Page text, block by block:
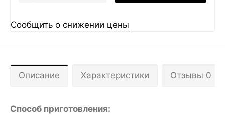
Сообщить о снижении цены
Описание Характеристики Отзывы 0
Способ приготовления: